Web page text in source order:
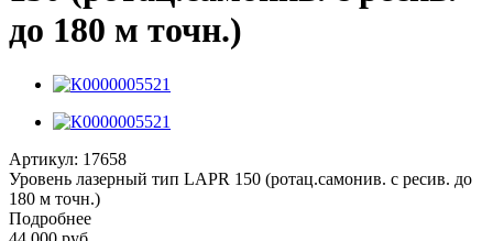
до 180 м точн.)
Артикул: 17658
Уровень лазерный тип LAPR 150 (ротац.самонив. с ресив. до
180 м точн.)
Подробнее